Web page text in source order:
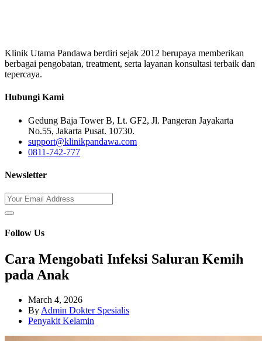
Klinik Utama Pandawa berdiri sejak 2012 berupaya memberikan
berbagai pengobatan, treatment, serta layanan konsultasi terbaik dan
tepercaya.
Hubungi Kami
Gedung Baja Tower B, Lt. GF2, Jl. Pangeran Jayakarta
No.55, Jakarta Pusat. 10730.
support@klinikpandawa.com
0811-742-777
Newsletter
Follow Us
Cara Mengobati Infeksi Saluran Kemih
pada Anak
March 4, 2026
By Admin Dokter Spesialis
Penyakit Kelamin